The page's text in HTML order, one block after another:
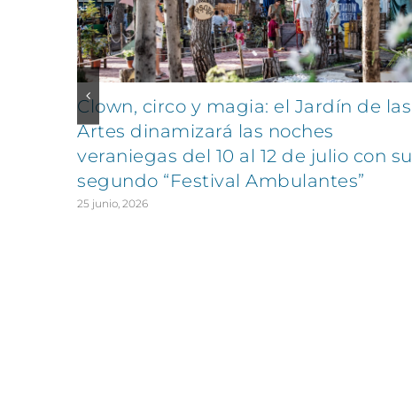
Clown, circo y magia: el Jardín de las
Artes dinamizará las noches
veraniegas del 10 al 12 de julio con su
segundo “Festival Ambulantes”
25 junio, 2026